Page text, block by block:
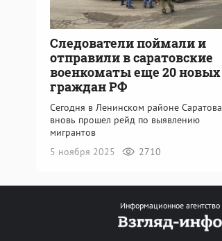
Следователи поймали и
отправили в саратовские
военкоматы еще 20 новых
граждан РФ
Сегодня в Ленинском районе Саратова
вновь прошел рейд по выявлению
мигрантов
5 ноября 2025
2710
Информационное агентство